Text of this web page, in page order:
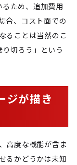
ため、追加費用
合、コスト面での
ることは当然のこ
切ろう」という
ジが描き
高度な機能が含ま
るかどうかは未知